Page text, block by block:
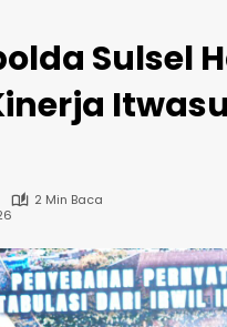
Sulsel
2 Min Baca